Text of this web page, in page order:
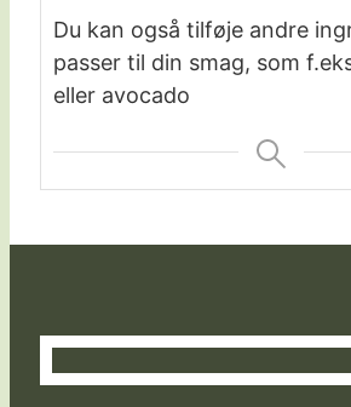
Du kan også tilføje andre
passer til din smag, som
eller avocado